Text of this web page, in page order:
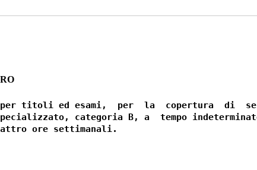
per titoli ed esami,  per  la  copertura  di
categoria B, a  tempo